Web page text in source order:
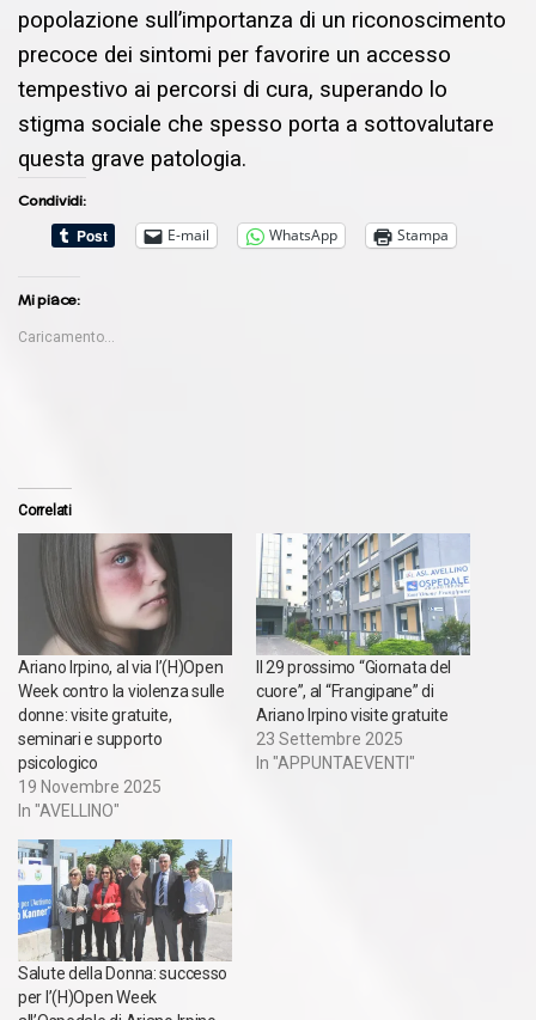
popolazione sull’importanza di un riconoscimento
precoce dei sintomi per favorire un accesso
tempestivo ai percorsi di cura, superando lo
stigma sociale che spesso porta a sottovalutare
questa grave patologia.
Condividi:
E-mail
WhatsApp Stampa
Mi piace:
Caricamento...
Correlati
Ariano Irpino, al via l’(H)Open
Week contro la violenza sulle
donne: visite gratuite,
seminari e supporto
psicologico
19 Novembre 2025
In "AVELLINO"
Il 29 prossimo “Giornata del
cuore”, al “Frangipane” di
Ariano Irpino visite gratuite
23 Settembre 2025
In "APPUNTAEVENTI"
Salute della Donna: successo
per l’(H)Open Week